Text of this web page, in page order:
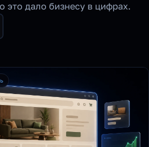
это дало бизнесу в цифрах.